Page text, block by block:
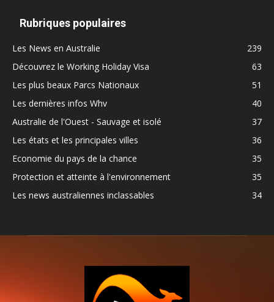
Rubriques populaires
Les News en Australie
239
Découvrez le Working Holiday Visa
63
Les plus beaux Parcs Nationaux
51
Les dernières infos Whv
40
Australie de l'Ouest - Sauvage et isolé
37
Les états et les principales villes
36
Economie du pays de la chance
35
Protection et atteinte à l'environnement
35
Les news australiennes inclassables
34